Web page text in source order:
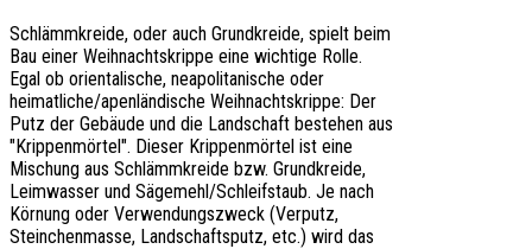
Schlämmkreide, oder auch Grundkreide, spielt beim
Bau einer Weihnachtskrippe eine wichtige Rolle.
Egal ob orientalische, neapolitanische oder
heimatliche/apenländische Weihnachtskrippe: Der
Putz der Gebäude und die Landschaft bestehen aus
"Krippenmörtel". Dieser Krippenmörtel ist eine
Mischung aus Schlämmkreide bzw. Grundkreide,
Leimwasser und Sägemehl/Schleifstaub. Je nach
Körnung oder Verwendungszweck (Verputz,
Steinchenmasse, Landschaftsputz, etc.) wird das